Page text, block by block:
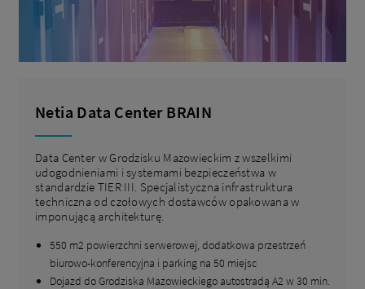
Netia Data Center BRAIN
Data Center w Grodzisku Mazowieckim z wszelkimi
udogodnieniami i systemami bezpieczeństwa w
standardzie TIER III. Specjalistyczna infrastruktura
techniczna od czołowych dostawców opakowana w
imponującą architekturę.
550 m2 powierzchni serwerowej, dodatkowa przestrzeń
biurowo-konferencyjna i parking na 50 miejsc
Dojazd do Grodziska Mazowieckiego autostradą A2 w 30 min.